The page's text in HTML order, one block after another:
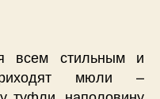
всем стильным и
мюли –